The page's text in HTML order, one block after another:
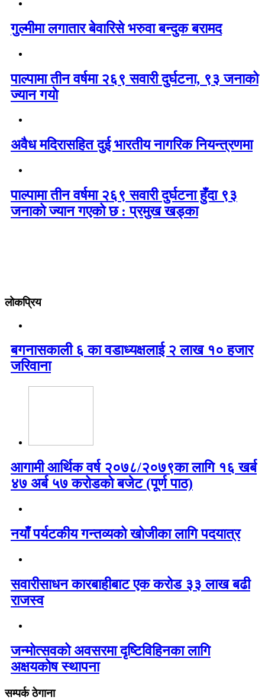
गुल्मीमा लगातार बेवारिसे भरुवा बन्दुक बरामद
पाल्पामा तीन वर्षमा २६९ सवारी दुर्घटना, ९३ जनाको
ज्यान गयाे
अवैध मदिरासहित दुई भारतीय नागरिक नियन्त्रणमा
पाल्पामा तीन वर्षमा २६९ सवारी दुर्घटना हुँदा ९३
जनाको ज्यान गएको छ : प्रमुख खड्का
लोकप्रिय
बगनासकाली ६ का वडाध्यक्षलाई २ लाख १० हजार
जरिवाना
आगामी आर्थिक वर्ष २०७८/२०७९का लागि १६ खर्ब
४७ अर्ब ५७ करोडको बजेट (पूर्ण पाठ)
नयाँ पर्यटकीय गन्तव्यको खोजीका लागि पदयात्र
सवारीसाधन कारबाहीबाट एक करोड ३३ लाख बढी
राजस्व
जन्मोत्सवको अवसरमा दृष्टिविहिनका लागि
अक्षयकोष स्थापना
सम्पर्क ठेगाना